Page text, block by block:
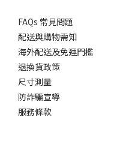
FAQs 常見問題
配送與購物需知
海外配送及免運門檻
退換貨政策
尺寸測量
防詐騙宣導
服務條款